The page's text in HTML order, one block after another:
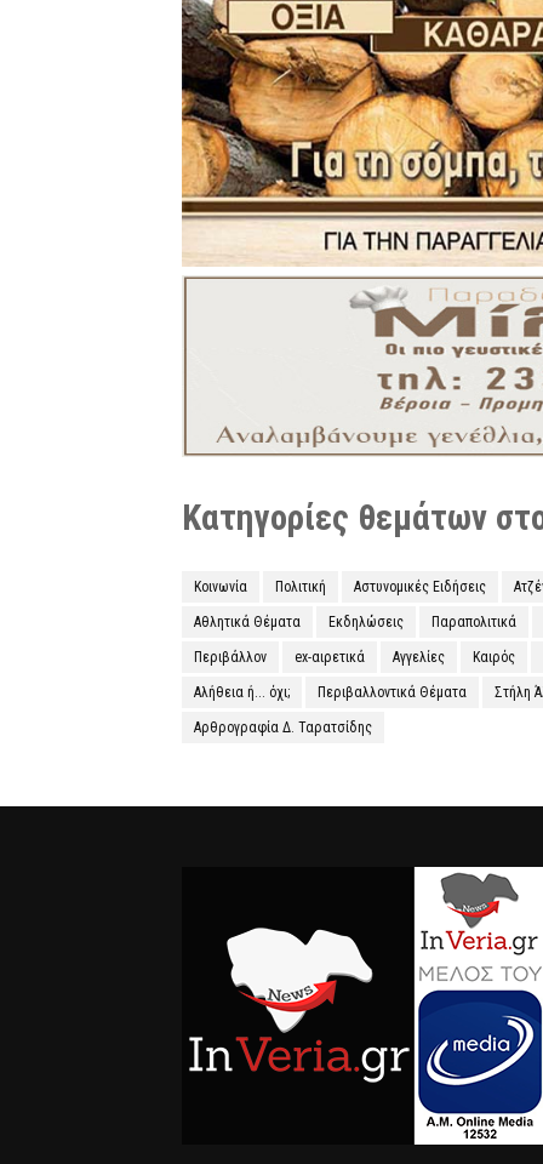
Κατηγορίες θεμάτων
Κοινωνία Πολιτική Αστυνομικές Ειδήσεις
Αθλητικά Θέματα Εκδηλώσεις Παραπολιτικά
Περιβάλλον ex-αιρετικά Αγγελίες Καιρός
Αλήθεια ή... όχι; Περιβαλλοντικά Θέματα Στήλη
Αρθρογραφία Δ. Ταρατσίδης